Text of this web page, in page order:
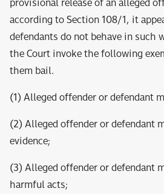
according to Section 108/1, it
defendants do not behave in such
the Court invoke the following
them bail.
(1) Alleged offender or defendant
(2) Alleged offender or defendant
evidence;
(3) Alleged offender or defendant
harmful acts;